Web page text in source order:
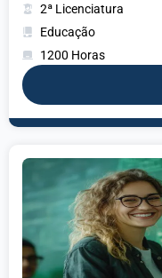
2ª Licenciatura
Educação
1200 Horas